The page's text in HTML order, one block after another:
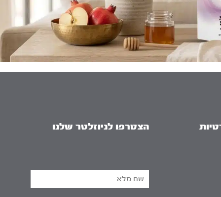
הצטרפו לניוזלטר שלנו